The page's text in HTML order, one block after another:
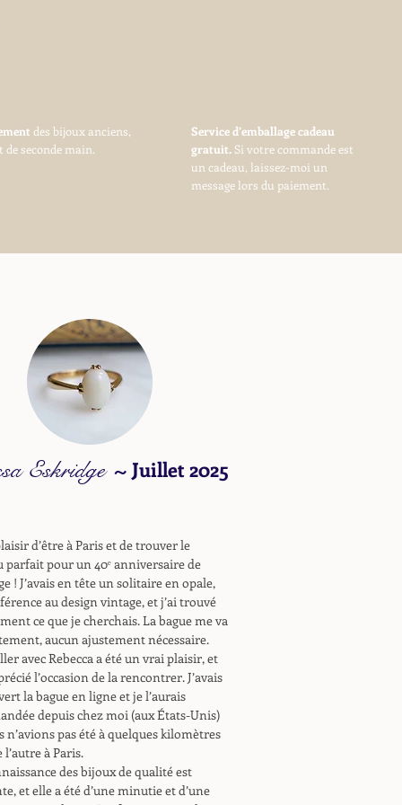
des bijoux anciens,
de seconde main.
Service d’emballage cadeau
gratuit. Si votre commande est
un cadeau, laissez-moi un
message lors du paiement.
Eskridge ~Juillet 2025
d’être à Paris et de trouver le
parfait pour un 40ᵉ anniversaire de
! J’avais en tête un solitaire en opale,
au design vintage, et j’ai trouvé
ce que je cherchais. La bague me va
aucun ajustement nécessaire.
avec Rebecca a été un vrai plaisir, et
l’occasion de la rencontrer. J’avais
la bague en ligne et je l’aurais
depuis chez moi (aux États-Unis)
n’avions pas été à quelques kilomètres
l’autre à Paris.
des bijoux de qualité est
et elle a été d’une minutie et d’une